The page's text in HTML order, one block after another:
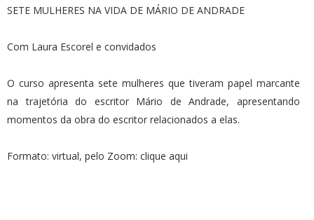
SETE MULHERES NA VIDA DE MÁRIO DE ANDRADE
Com Laura Escorel e convidados
O curso apresenta sete mulheres que tiveram papel marcante
na trajetória do escritor Mário de Andrade, apresentando
momentos da obra do escritor relacionados a elas.
Formato: virtual, pelo Zoom: clique aqui